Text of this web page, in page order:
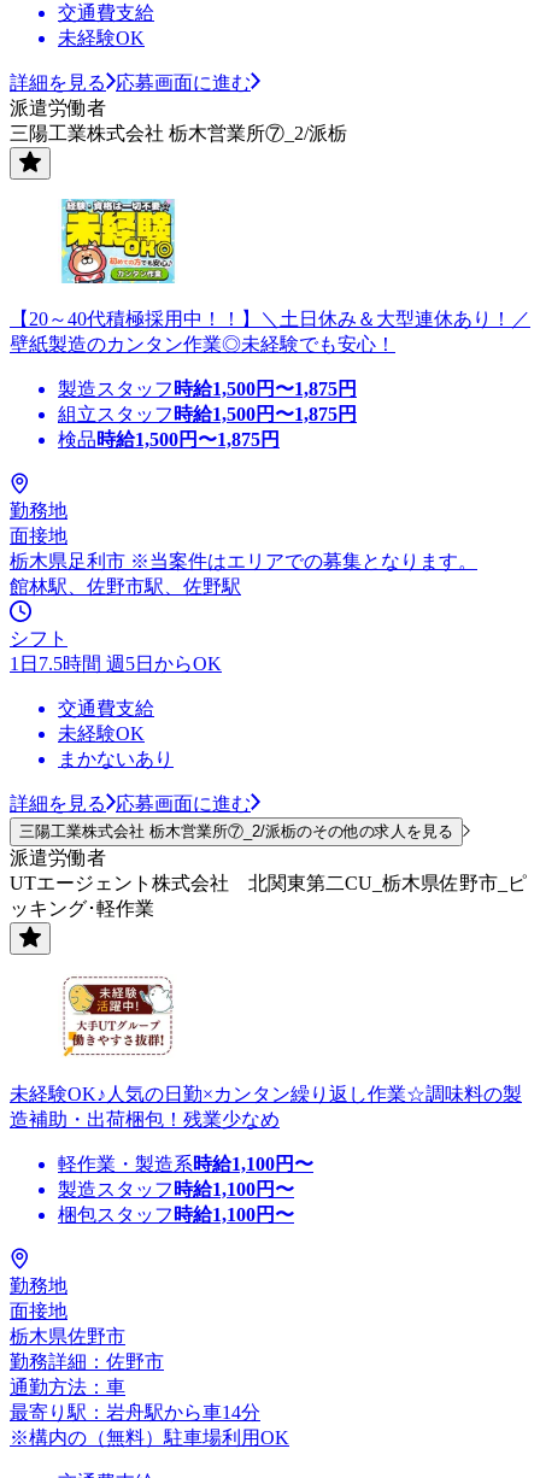
交通費支給
未経験OK
詳細を見る
応募画面に進む
派遣労働者
三陽工業株式会社 栃木営業所⑦_2/派栃
【20～40代積極採用中！！】＼土日休み＆大型連休あり！／
壁紙製造のカンタン作業◎未経験でも安心！
製造スタッフ 時給1,500円〜1,875円
組立スタッフ 時給1,500円〜1,875円
検品時給1,500円〜1,875円
勤務地
面接地
栃木県足利市 ※当案件はエリアでの募集となります。
館林駅、佐野市駅、佐野駅
シフト
1日7.5時間 週5日からOK
交通費支給
未経験OK
まかないあり
詳細を見る 応募画面に進む
三陽工業株式会社 栃木営業所⑦_2/派栃のその他の求人を見る
派遣労働者
UTエージェント株式会社 北関東第二CU_栃木県佐野市_ピ
ッキング･軽作業
未経験OK♪人気の日勤×カンタン繰り返し作業☆調味料の製
造補助・出荷梱包！残業少なめ
軽作業・製造系時給1,100円〜
製造スタッフ 時給1,100円〜
梱包スタッフ 時給1,100円〜
勤務地
面接地
栃木県佐野市
勤務詳細：佐野市
通勤方法：車
最寄り駅：岩舟駅から車14分
※構内の（無料）駐車場利用OK